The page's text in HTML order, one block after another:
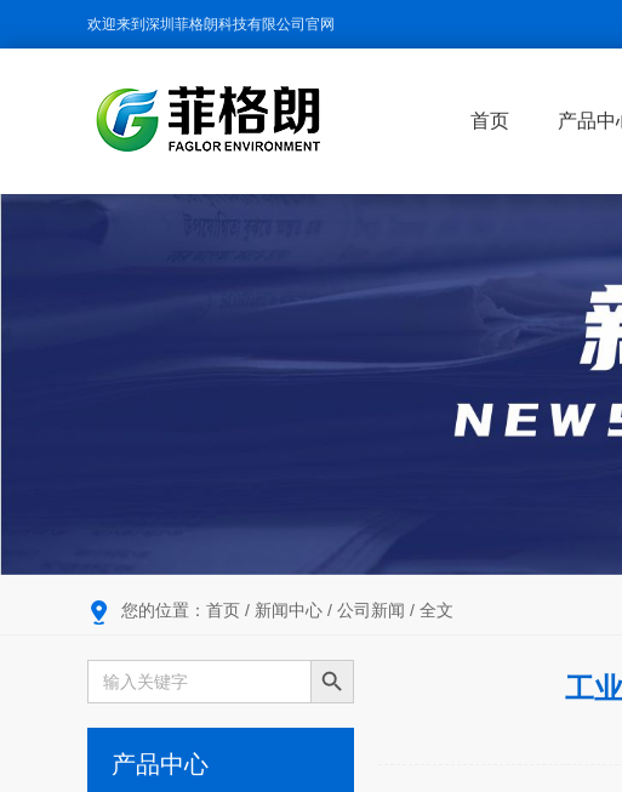
欢迎来到深圳菲格朗科技有限公司官网
首页 产品中
您的位置： 首页 / 新闻中心 / 公司新闻 / 全文
工
Search
for:
搜索按钮
产品中心